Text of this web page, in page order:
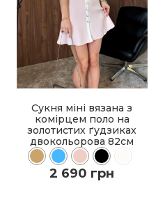
Сукня міні вязана з
комірцем поло на
золотистих ґудзиках
двокольорова 82см
2 690 грн